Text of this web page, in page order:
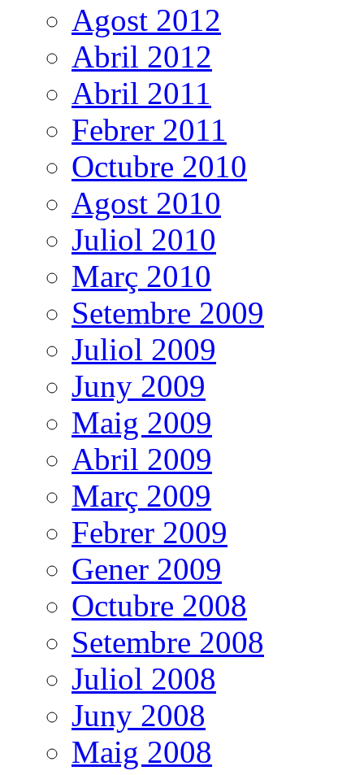
Agost 2012
Abril 2012
Abril 2011
Febrer 2011
Octubre 2010
Agost 2010
Juliol 2010
Març 2010
Setembre 2009
Juliol 2009
Juny 2009
Maig 2009
Abril 2009
Març 2009
Febrer 2009
Gener 2009
Octubre 2008
Setembre 2008
Juliol 2008
Juny 2008
Maig 2008